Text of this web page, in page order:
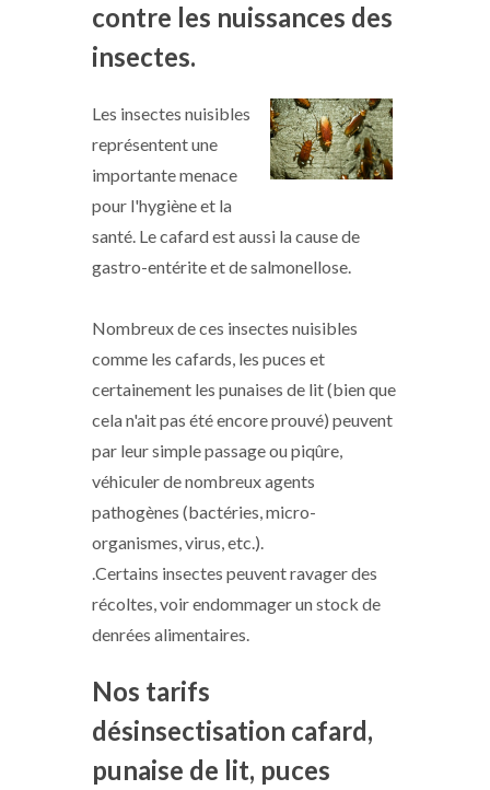
contre les nuissances des
insectes.
Les insectes nuisibles
représentent une
importante menace
pour l'hygiène et la
santé. Le cafard est aussi la cause de
gastro-entérite et de salmonellose.
Nombreux de ces insectes nuisibles
comme les cafards, les puces et
certainement les punaises de lit (bien que
cela n'ait pas été encore prouvé) peuvent
par leur simple passage ou piqûre,
véhiculer de nombreux agents
pathogènes (bactéries, micro-
organismes, virus, etc.).
.Certains insectes peuvent ravager des
récoltes, voir endommager un stock de
denrées alimentaires.
Nos tarifs
désinsectisation cafard,
punaise de lit, puces